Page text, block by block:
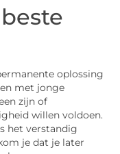
oplossing
met jonge
zijn of
willen voldoen.
het verstandig
je dat je later